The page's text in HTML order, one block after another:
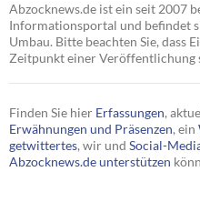
Abzocknews.de ist ein seit 2007
Informationsportal und befindet
Umbau. Bitte beachten Sie, dass
Zeitpunkt einer Veröffentlichung
Finden Sie hier Erfassungen,
Erwähnungen und Präsenzen, ein
getwittertes, wir und Social-
Abzocknews.de unterstützen